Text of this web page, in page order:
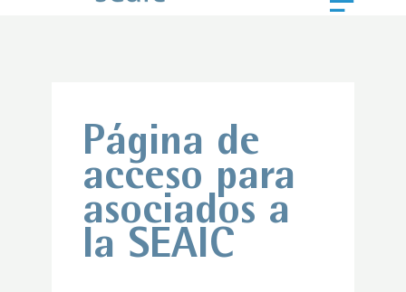
Página de
acceso para
asociados a
la SEAIC